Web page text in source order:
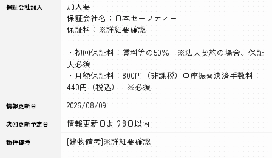
保証会社加入
加入要
保証会社名：日本セーフティー
保証料：※詳細要確認
・初回保証料：賃料等の50％ ※法人契約の場合、保証
人必須
・月額保証料：800円（非課税）口座振替決済手数料：
440円（税込） ※必須
情報更新日 2026/08/09
次回更新予定日 情報更新日より8日以内
物件備考
[建物備考]※詳細要確認